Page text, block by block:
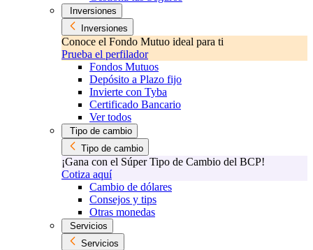
Inversiones
Inversiones
Conoce el Fondo Mutuo ideal para ti
Prueba el perfilador
Fondos Mutuos
Depósito a Plazo fijo
Invierte con Tyba
Certificado Bancario
Ver todos
Tipo de cambio
Tipo de cambio
¡Gana con el Súper Tipo de Cambio del BCP!
Cotiza aquí
Cambio de dólares
Consejos y tips
Otras monedas
Servicios
Servicios